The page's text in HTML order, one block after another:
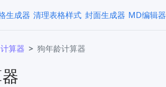
生成器 清理表格样式 封面生成器 MD编辑器
算器 狗年龄计算器